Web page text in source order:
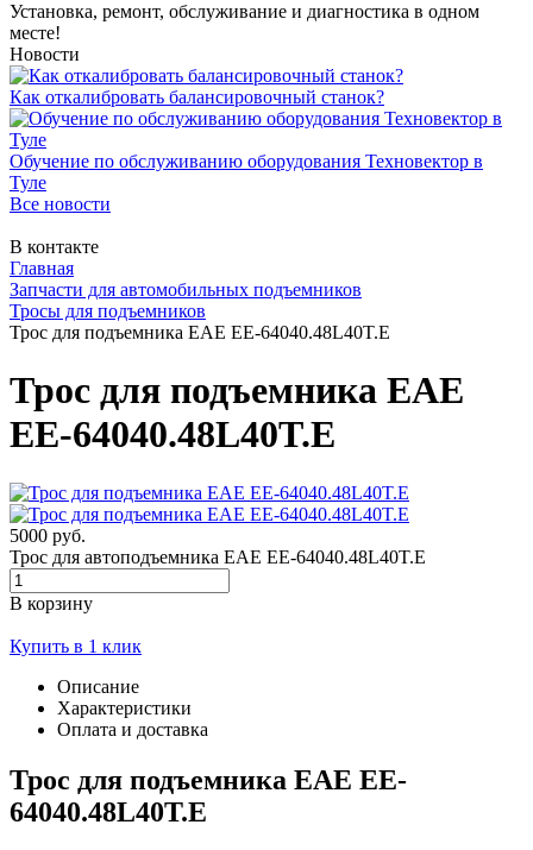
Установка, ремонт, обслуживание и диагностика в одном
месте!
Новости
Как откалибровать балансировочный станок?
Обучение по обслуживанию оборудования Техновектор в
Туле
Все новости
В контакте
Главная
Запчасти для автомобильных подъемников
Тросы для подъемников
Трос для подъемника EAE EE-64040.48L40T.E
Трос для подъемника EAE
EE-64040.48L40T.E
5000 руб.
Трос для автоподъемника EAE EE-64040.48L40T.E
В корзину
Купить в 1 клик
Описание
Характеристики
Оплата и доставка
Трос для подъемника EAE EE-
64040.48L40T.E